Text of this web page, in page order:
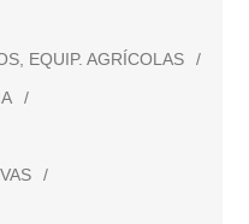
EQUIP. AGRÍCOLAS
/
/
/